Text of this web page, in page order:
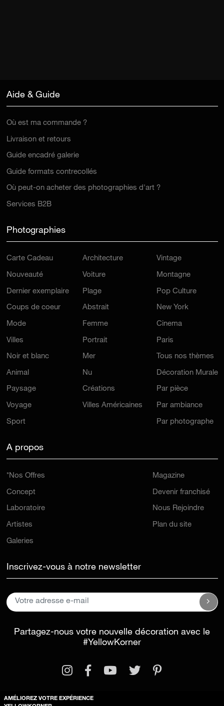
Aide & Guide
Où est ma commande ?
Livraison et retours
Guide encadré galerie
Guide formats contrecollés
Où peut-on acheter des photographies d'art ?
Services B2B
Photographies
Carte Cadeau
Nouveauté
Dernier exemplaire
Coups de coeur
Mode
Villes
Noir et blanc
Animal
Paysage
Voyage
Sport
Architecture
Voiture
Plage
Abstrait
Femme
Portrait
Mer
Nu
Créations
Villes Américaines
Vintage
Montagne
Pop Culture
New York
Cinema
Paris
Tous nos thèmes
Décoration Murale
Par pièce
Par ambiance
Par photographe
A propos
*Nos Offres
Concept
Laboratoire
Artistes
Galeries
Magazine
Devenir franchisé
Nous Rejoindre
Plan du site
Inscrivez-vous à notre newsletter
Partagez-nous votre nouvelle décoration avec le
#YellowKorner
AMÉLIOREZ VOTRE EXPÉRIENCE